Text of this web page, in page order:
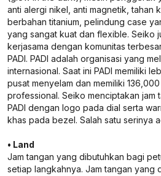
anti alergi nikel, anti magnetik, tahan
berbahan titanium, pelindung case
yang sangat kuat dan flexible. Seiko
kerjasama dengan komunitas
PADI. PADI adalah organisasi yang
internasional. Saat ini PADI memiliki
pusat menyelam dan memiliki
professional. Seiko menciptakan jam
PADI dengan logo pada dial serta
khas pada bezel. Salah satu serinya
• Land
Jam tangan yang dibutuhkan bagi
setiap langkahnya. Jam tangan yang